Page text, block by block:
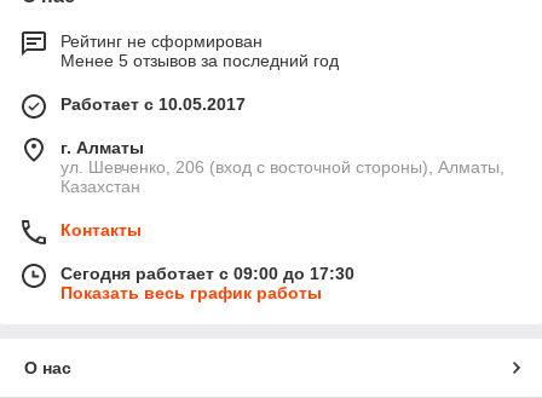
Рейтинг не сформирован
Менее 5 отзывов за последний год
Работает с 10.05.2017
г. Алматы
ул. Шевченко, 206 (вход с восточной стороны), Алматы,
Казахстан
Контакты
Сегодня работает с 09:00 до 17:30
Показать весь график работы
О нас